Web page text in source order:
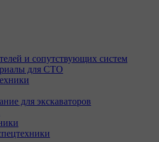
и сопутствующих систем
для СТО
для экскаваторов